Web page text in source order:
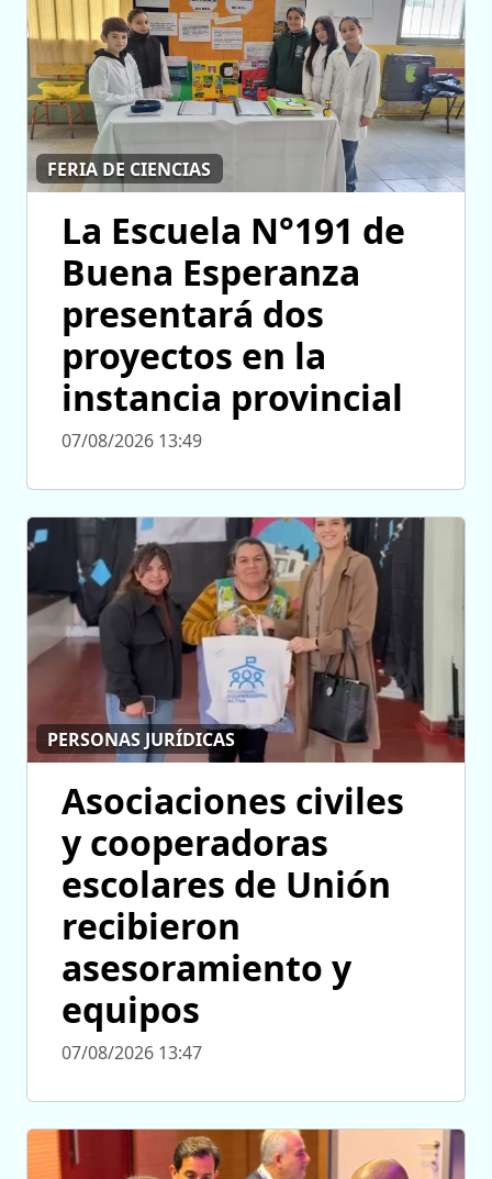
FERIA DE CIENCIAS
La Escuela N°191 de
Buena Esperanza
presentará dos
proyectos en la
instancia provincial
07/08/2026 13:49
PERSONAS JURÍDICAS
Asociaciones civiles
y cooperadoras
escolares de Unión
recibieron
asesoramiento y
equipos
07/08/2026 13:47